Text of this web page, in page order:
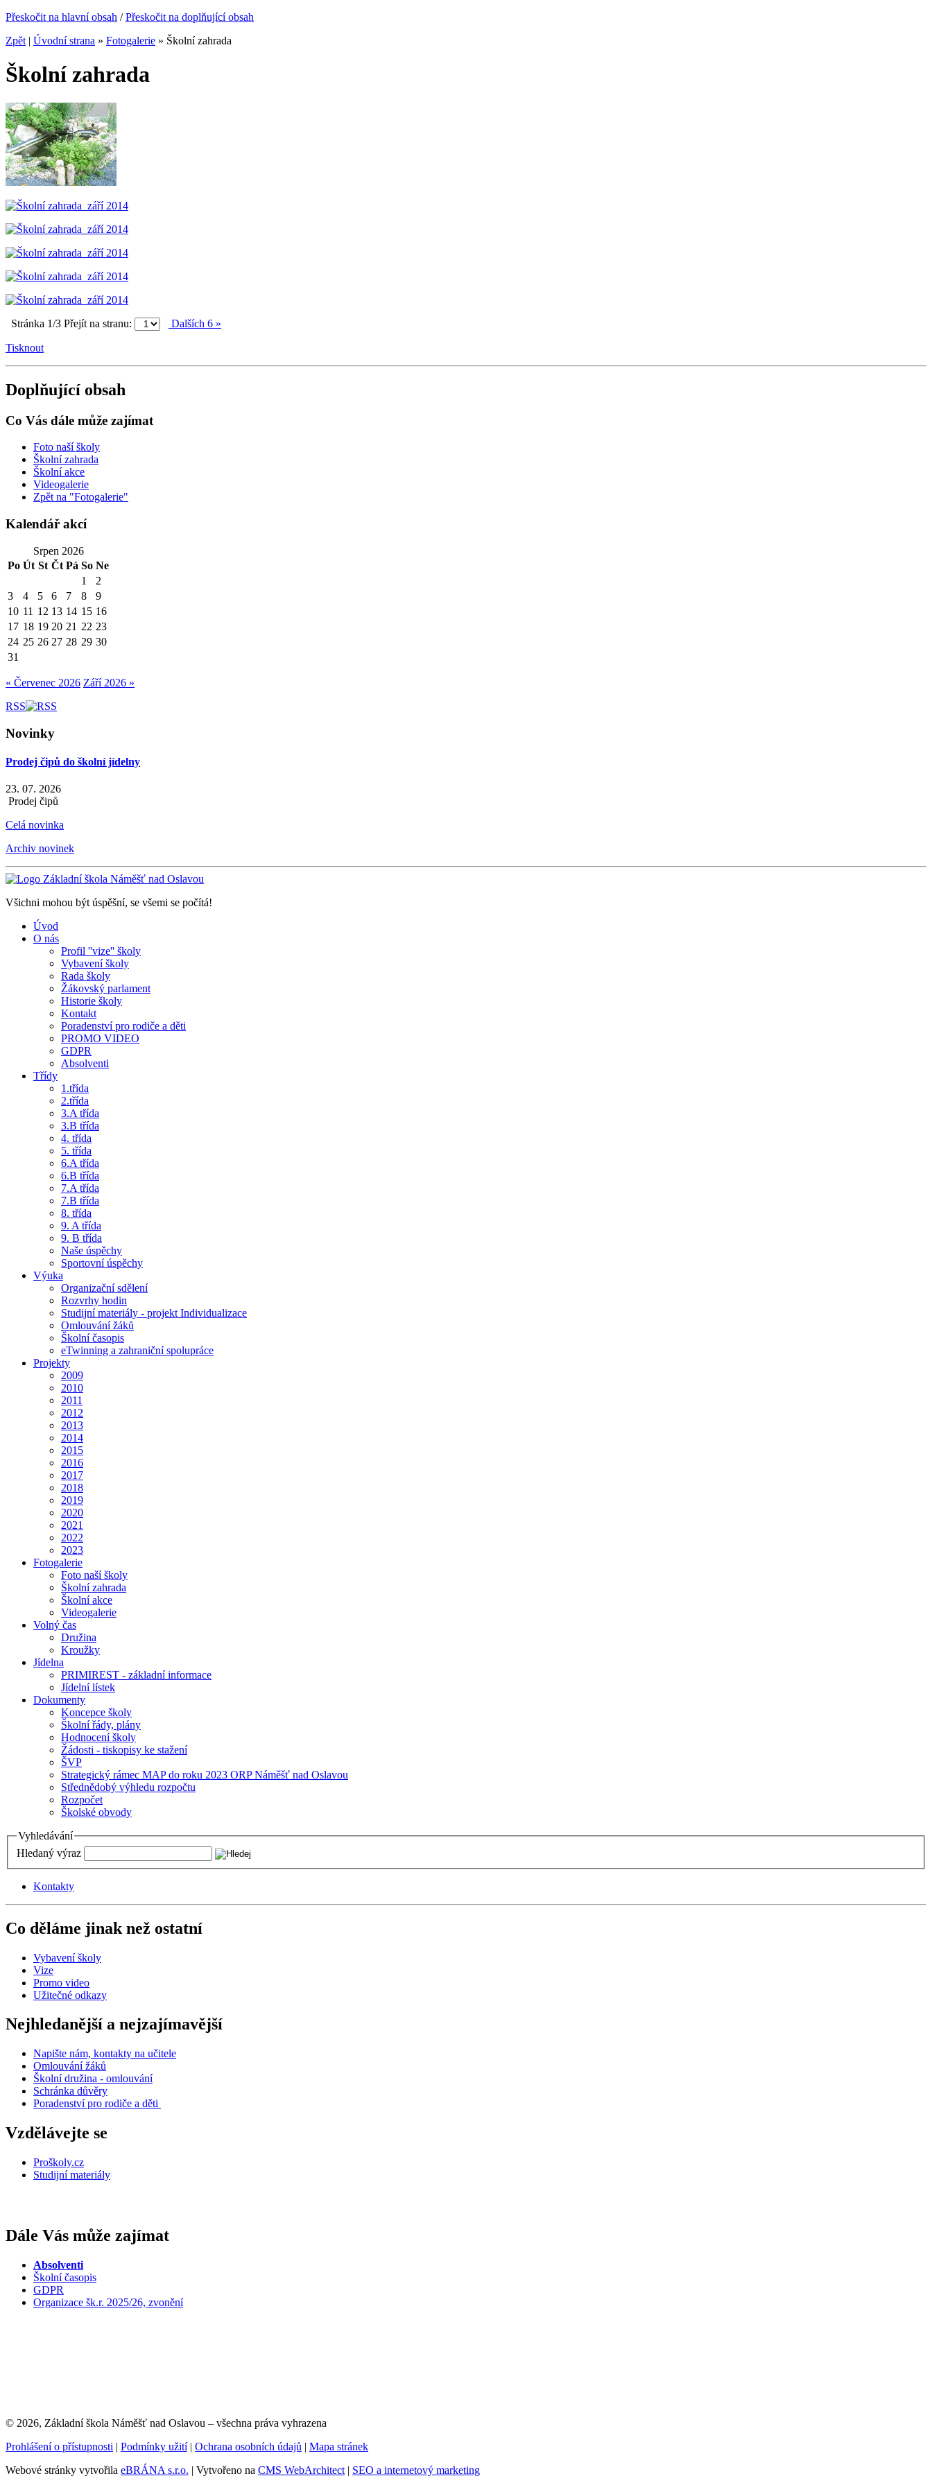
Přeskočit na hlavní obsah /Přeskočit na doplňující obsah
Zpět | Úvodní strana » Fotogalerie » Školní zahrada
Školní zahrada
Stránka 1/3 Přejít na stranu: Dalších 6 »
Tisknout
Doplňující obsah
Co Vás dále může zajímat
Foto naší školy
Školní zahrada
Školní akce
Videogalerie
Zpět na "Fotogalerie"
Kalendář akcí
Srpen 2026
Po Út St Čt Pá So Ne
1
2
3
4 5 6 7 8
9
10 11 12 13 14 15 16
17 18 19 20 21 22 23
24 25 26 27 28 29 30
31
« Červenec 2026 Září 2026 »
RSS
Novinky
Prodej čipů do školní jídelny
23. 07. 2026
Prodej čipů
Celá novinka
Archiv novinek
Všichni mohou být úspěšní, se všemi se počítá!
Úvod
O nás
Profil ''vize'' školy
Vybavení školy
Rada školy
Žákovský parlament
Historie školy
Kontakt
Poradenství pro rodiče a děti
PROMO VIDEO
GDPR
Absolventi
Třídy
1.třída
2.třída
3.A třída
3.B třída
4. třída
5. třída
6.A třída
6.B třída
7.A třída
7.B třída
8. třída
9. A třída
9. B třída
Naše úspěchy
Sportovní úspěchy
Výuka
Organizační sdělení
Rozvrhy hodin
Studijní materiály - projekt Individualizace
Omlouvání žáků
Školní časopis
eTwinning a zahraniční spolupráce
Projekty
2009
2010
2011
2012
2013
2014
2015
2016
2017
2018
2019
2020
2021
2022
2023
Fotogalerie
Foto naší školy
Školní zahrada
Školní akce
Videogalerie
Volný čas
Družina
Kroužky
Jídelna
PRIMIREST - základní informace
Jídelní lístek
Dokumenty
Koncepce školy
Školní řády, plány
Hodnocení školy
Žádosti - tiskopisy ke stažení
ŠVP
Strategický rámec MAP do roku 2023 ORP Náměšť nad Oslavou
Střednědobý výhledu rozpočtu
Rozpočet
Školské obvody
Vyhledávání
Hledaný výraz
Kontakty
Co děláme jinak než ostatní
Vybavení školy
Vize
Promo video
Užitečné odkazy
Nejhledanější a nejzajímavější
Napište nám, kontakty na učitele
Omlouvání žáků
Školní družina - omlouvání
Schránka důvěry
Poradenství pro rodiče a děti
Vzdělávejte se
Proškoly.cz
Studijní materiály
Dále Vás může zajímat
Absolventi
Školní časopis
GDPR
Organizace šk.r. 2025/26, zvonění
© 2026, Základní škola Náměšť nad Oslavou – všechna práva vyhrazena
Prohlášení o přístupnosti | Podmínky užití| Ochrana osobních údajů | Mapa stránek
Webové stránky vytvořila eBRÁNA s.r.o. | Vytvořeno na CMS WebArchitect | SEO a internetový marketing